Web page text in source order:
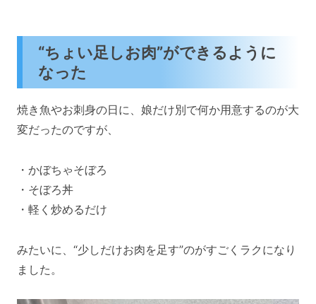
“ちょい足しお肉”ができるように
なった
焼き魚やお刺身の日に、娘だけ別で何か用意するのが大
変だったのですが、
・かぼちゃそぼろ
・そぼろ丼
・軽く炒めるだけ
みたいに、“少しだけお肉を足す”のがすごくラクになり
ました。